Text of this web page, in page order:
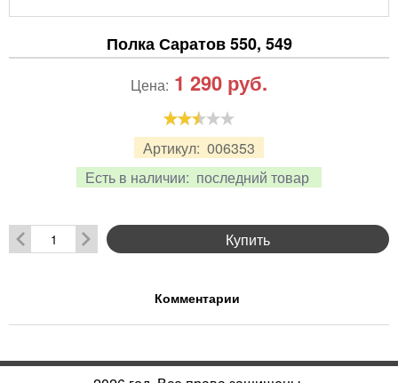
Полка Саратов 550, 549
Артикул: 006353
Есть в наличии: последний товар
Цена: 1 290 руб.
Купить
Комментарии